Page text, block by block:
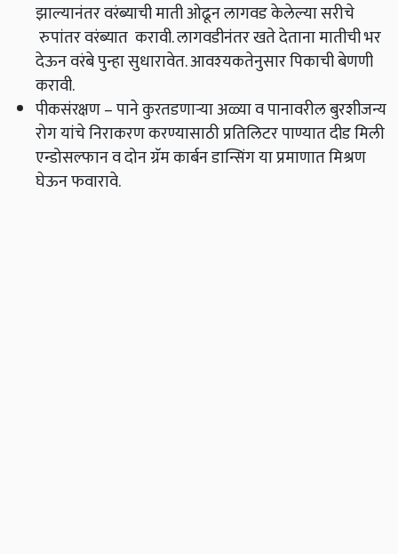
झाल्यानंतर वरंब्याची माती ओढून लागवड केलेल्या सरीचे
रुपांतर वरंब्यात करावी. लागवडीनंतर खते देताना मातीची भर
देऊन वरंबे पुन्हा सुधारावेत. आवश्‍यकतेनुसार पिकाची बेणणी
करावी.
पीकसंरक्षण – पाने कुरतडणाऱ्या अळ्या व पानावरील बुरशीजन्य
रोग यांचे निराकरण करण्यासाठी प्रतिलिटर पाण्यात दीड मिली
एन्डोसल्फान व दोन ग्रॅम कार्बन डान्सिंग या प्रमाणात मिश्रण
घेऊन फवारावे.